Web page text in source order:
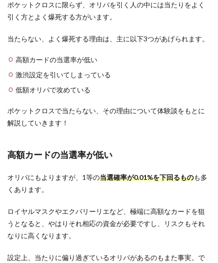
ポケットクロスに限らず、オリパを引く人の中には当たりをよく
引く方とよく爆死する方がいます。
当たらない、よく爆死する理由は、主に以下3つがあげられます。
高額カードの当選率が低い
激渋設定を引いてしまっている
低額オリパで攻めている
ポケットクロスで当たらない、その理由について体験談をもとに
解説していきます！
高額カードの当選率が低い
オリパにもよりますが、1等の当選確率が0.01%を下回るものも多
くあります。
ロイヤルマスクやエクバリーリエなど、極端に高額なカードを狙
うとなると、やはりそれ相応の資金が必要ですし、リスクもそれ
なりに高くなります。
設定上、当たりに偏り過ぎているオリパがあるのもまた事実。で